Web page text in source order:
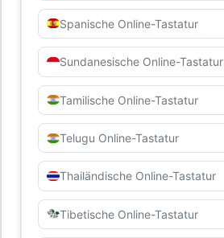
Spanische Online-Tastatur
Sundanesische Online-Tastatur
Tamilische Online-Tastatur
Telugu Online-Tastatur
Thailändische Online-Tastatur
Tibetische Online-Tastatur